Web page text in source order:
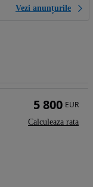
Vezi anunțurile
5 800 EUR
Calculeaza rata